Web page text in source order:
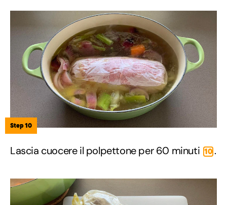
Step 10
Lascia cuocere il polpettone per 60 minuti 10 .